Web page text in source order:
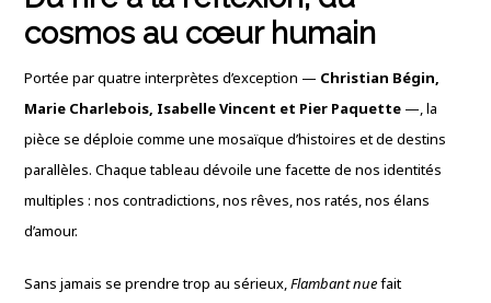
cosmos au cœur humain
Portée par quatre interprètes d’exception — Christian Bégin,
Marie Charlebois, Isabelle Vincent et Pier Paquette —, la
pièce se déploie comme une mosaïque d’histoires et de destins
parallèles. Chaque tableau dévoile une facette de nos identités
multiples : nos contradictions, nos rêves, nos ratés, nos élans
d’amour.
Sans jamais se prendre trop au sérieux,Flambant nuefait